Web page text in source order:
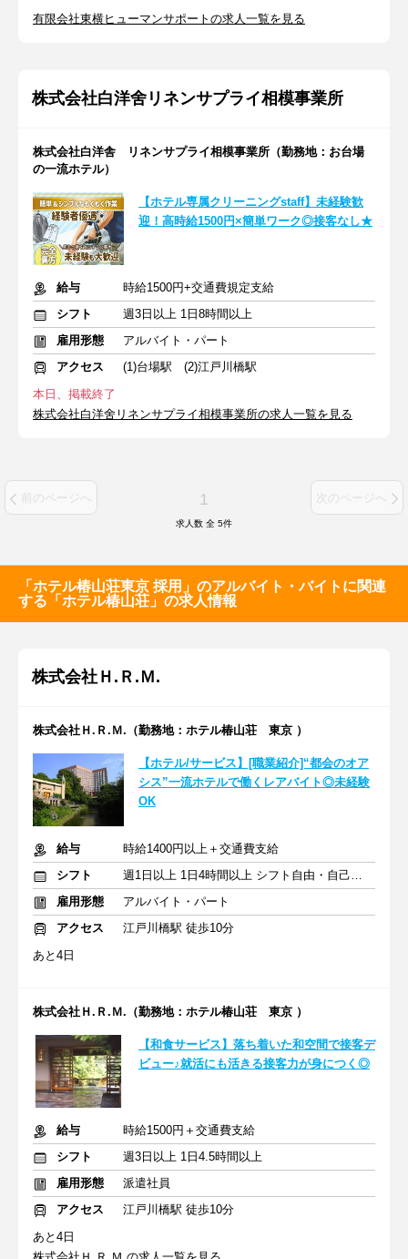
有限会社東横ヒューマンサポートの求人一覧を見る
株式会社白洋舍リネンサプライ相模事業所
株式会社白洋舎 リネンサプライ相模事業所（勤務地：お台場
の一流ホテル）
【ホテル専属クリーニングstaff】未経験歓
迎！高時給1500円×簡単ワーク◎接客なし★
給与
時給1500円+交通費規定支給
シフト
週3日以上 1日8時間以上
雇用形態
アルバイト・パート
アクセス
(1)台場駅 (2)江戸川橋駅
本日、掲載終了
株式会社白洋舍リネンサプライ相模事業所の求人一覧を見る
前のページへ 1 次のページへ
求人数 全 5件
「ホテル椿山荘東京 採用」のアルバイト・バイトに関連
する「ホテル椿山荘」の求人情報
株式会社Ｈ.Ｒ.Ｍ.
株式会社Ｈ.Ｒ.Ｍ.（勤務地：ホテル椿山荘 東京 ）
【ホテル/サービス】[職業紹介]“都会のオア
シス”一流ホテルで働くレアバイト◎未経験
OK
給与
時給1400円以上＋交通費支給
シフト
週1日以上 1日4時間以上 シフト自由・自己申告
雇用形態
アルバイト・パート
アクセス
江戸川橋駅 徒歩10分
あと4日
株式会社Ｈ.Ｒ.Ｍ.（勤務地：ホテル椿山荘 東京 ）
【和食サービス】落ち着いた和空間で接客デ
ビュー♪就活にも活きる接客力が身につく◎
給与
時給1500円＋交通費支給
シフト
週3日以上 1日4.5時間以上
雇用形態
派遣社員
アクセス
江戸川橋駅 徒歩10分
あと4日